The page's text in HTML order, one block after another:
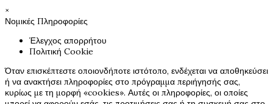
×
Νομικές Πληροφορίες
Έλεγχος απορρήτου
Πολιτική Cookie
Όταν επισκέπτεστε οποιονδήποτε ιστότοπο, ενδέχεται να αποθηκεύσει
ή να ανακτήσει πληροφορίες στο πρόγραμμα περιήγησής σας,
κυρίως με τη μορφή «cookies». Αυτές οι πληροφορίες, οι οποίες